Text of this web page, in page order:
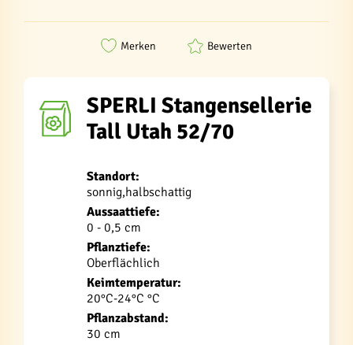
Merken Bewerten
SPERLI Stangensellerie
Tall Utah 52/70
Standort:
sonnig,halbschattig
Aussaattiefe:
0 - 0,5 cm
Pflanztiefe:
Oberflächlich
Keimtemperatur:
20°C-24°C °C
Pflanzabstand:
30 cm